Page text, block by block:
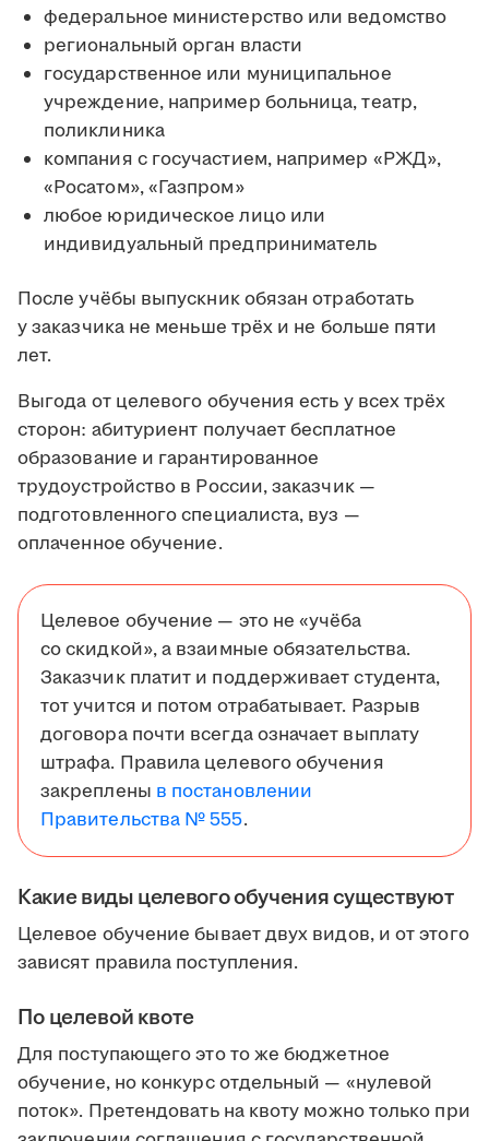
федеральное министерство или ведомство
региональный орган власти
государственное или муниципальное
учреждение, например больница, театр,
поликлиника
компания с госучастием, например «РЖД»,
«Росатом», «Газпром»
любое юридическое лицо или
индивидуальный предприниматель
После учёбы выпускник обязан отработать
у заказчика не меньше трёх и не больше пяти
лет.
Выгода от целевого обучения есть у всех трёх
сторон: абитуриент получает бесплатное
образование и гарантированное
трудоустройство в России, заказчик —
подготовленного специалиста, вуз —
оплаченное обучение.
Целевое обучение — это не «учёба
со скидкой», а взаимные обязательства.
Заказчик платит и поддерживает студента,
тот учится и потом отрабатывает. Разрыв
договора почти всегда означает выплату
штрафа. Правила целевого обучения
закреплены в постановлении
Правительства № 555.
Какие виды целевого обучения существуют
Целевое обучение бывает двух видов, и от этого
зависят правила поступления.
По целевой квоте
Для поступающего это то же бюджетное
обучение, но конкурс отдельный — «нулевой
поток». Претендовать на квоту можно только при